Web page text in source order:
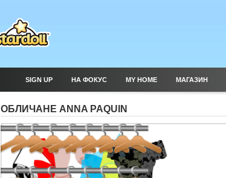
SIGN UP НА ФОКУС MY HOME МАГАЗИН
ОБЛИЧАНЕ ANNA PAQUIN